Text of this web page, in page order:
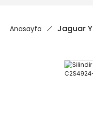
Anasayfa Jaguar